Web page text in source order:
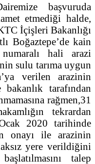
başvuruda
etmediği halde,
İçişleri Bakanlığı
Boğaztepe’de kain
hali arazi
sulu tarıma uygun
verilen arazinin
tarafından
rağmen,31
tekrardan
2020 tarihinde
onayı ile arazinin
yere verildiğini
talep